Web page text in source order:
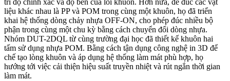
trì độ chính xác và độ bền của lõi khuôn. Hơn nữa, để đúc các vật
liệu khác nhau là PP và POM trong cùng một khuôn, họ đã triển
khai hệ thống dòng chảy nhựa OFF-ON, cho phép đúc nhiều bộ
phận trong cùng một chu kỳ bằng cách chuyển đổi dòng nhựa.
Nhóm DUT-2DQL từ cùng trường đại học đã thiết kế khuôn hai
tấm sử dụng nhựa POM. Bằng cách tận dụng công nghệ in 3D để
chế tạo lòng khuôn và áp dụng hệ thống làm mát phù hợp, họ
hướng tới việc cải thiện hiệu suất truyền nhiệt và rút ngắn thời gian
làm mát.